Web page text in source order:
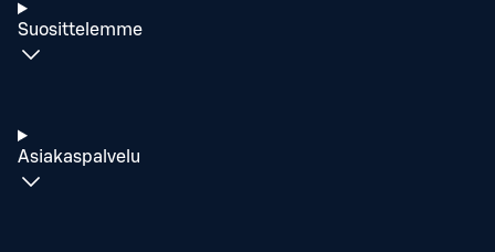
Suosittelemme
Asiakaspalvelu